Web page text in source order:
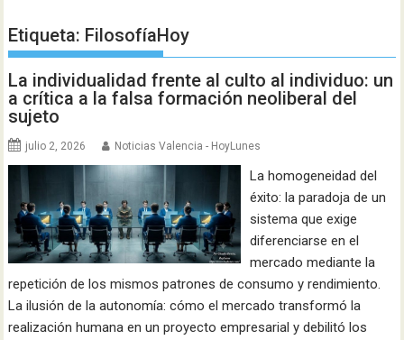
Etiqueta: FilosofíaHoy
La individualidad frente al culto al individuo: un
a crítica a la falsa formación neoliberal del
sujeto
julio 2, 2026 Noticias Valencia - HoyLunes
La homogeneidad del
éxito: la paradoja de un
sistema que exige
diferenciarse en el
mercado mediante la
repetición de los mismos patrones de consumo y rendimiento.
La ilusión de la autonomía: cómo el mercado transformó la
realización humana en un proyecto empresarial y debilitó los